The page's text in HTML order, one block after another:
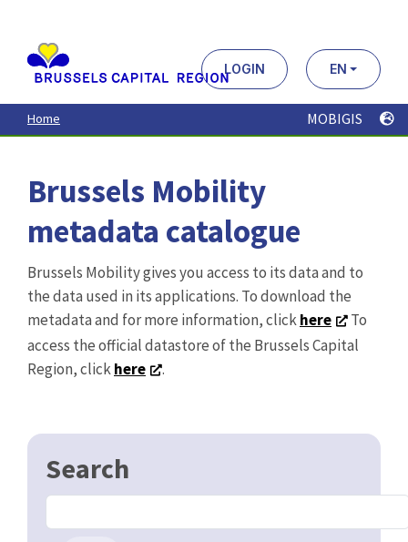
contenu
principal
LOGIN EN
Home MOBIGIS
Brussels Mobility
metadata catalogue
Brussels Mobility gives you access to its data and to
the data used in its applications. To download the
metadata and for more information, clickhere
To
access the official datastore of the Brussels Capital
Region, clickhere .
Search